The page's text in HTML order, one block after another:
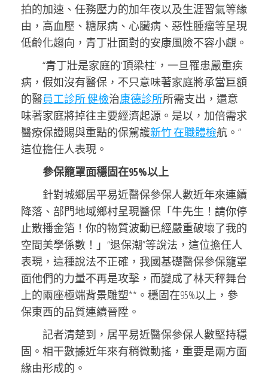
拍的加速、任務壓力的加年夜以及生涯習氣等緣
由，高血壓、糖尿病、心臟病、惡性腫瘤等呈現
低齡化趨向，青丁壯面對的安康風險不容小覷。
“青丁壯是家庭的‘頂梁柱’，一旦罹患嚴重疾
病，假如沒有醫保，不只意味著家庭將承當巨額
的醫員工診所 健檢治康德診所所需支出，還意
味著家庭將掉往主要經濟起源。是以，加倍需求
醫療保證賜與重點的保駕護新竹 在職體檢航。”
這位擔任人表現。
參保籠罩面穩固在95%以上
針對城鄉居平易近醫保參保人數近年來連續
降落、部門地域鄉村呈現醫保「牛先生！請你停
止散播金箔！你的物質波動已經嚴重破壞了我的
空間美學係數！」“退保潮”等說法，這位擔任人
表現，這種說法不正確，我國基礎醫保參保籠罩
面他們的力量不再是攻擊，而變成了林天秤舞台
上的兩座極端背景雕塑**。穩固在95%以上，參
保東西的品質連續晉陞。
記者清楚到，居平易近醫保參保人數堅持穩
固。相干數據近年來有稍微動搖，重要是兩方面
緣由形成的。